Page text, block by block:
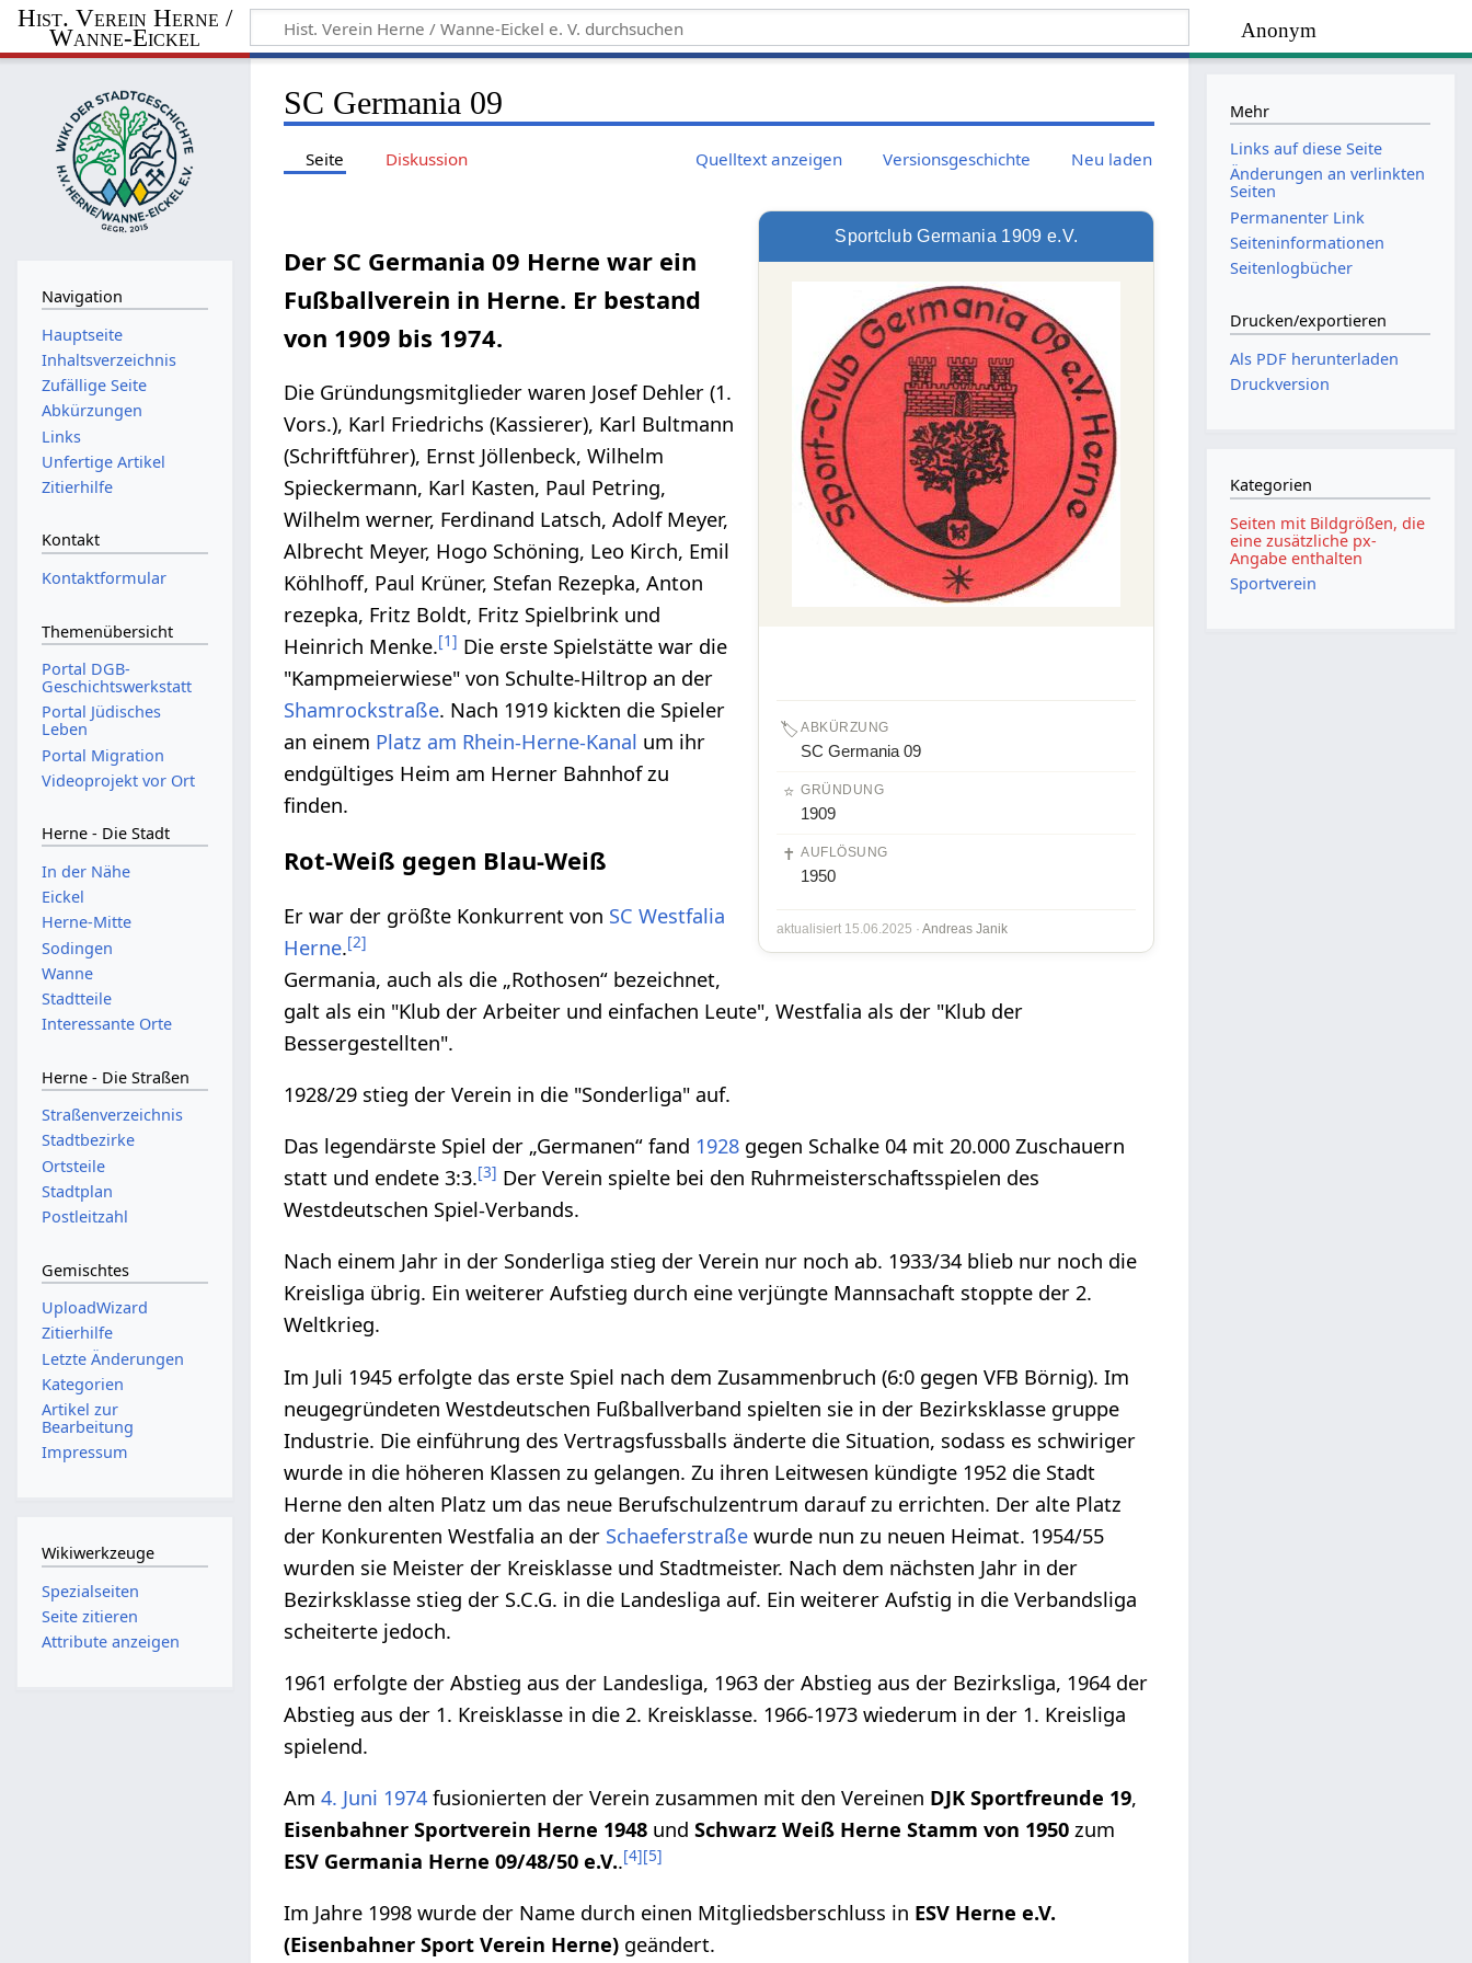
Anonym
Hist. Verein Herne /
Wanne-Eickel
SC Germania 09
Seite Diskussion Quelltext anzeigen Versionsgeschichte Neu laden
Sportclub Germania 1909 e.V.
🏷️ ABKÜRZUNG
SC Germania 09
⭐ GRÜNDUNG
1909
✝️ AUFLÖSUNG
1950
aktualisiert 15.06.2025 ·Andreas Janik
Der SC Germania 09 Herne war ein
Fußballverein in Herne. Er bestand
von 1909 bis 1974.
Die Gründungsmitglieder waren Josef Dehler (1.
Vors.), Karl Friedrichs (Kassierer), Karl Bultmann
(Schriftführer), Ernst Jöllenbeck, Wilhelm
Spieckermann, Karl Kasten, Paul Petring,
Wilhelm werner, Ferdinand Latsch, Adolf Meyer,
Albrecht Meyer, Hogo Schöning, Leo Kirch, Emil
Köhlhoff, Paul Krüner, Stefan Rezepka, Anton
rezepka, Fritz Boldt, Fritz Spielbrink und
Heinrich Menke.[1] Die erste Spielstätte war die
"Kampmeierwiese" von Schulte-Hiltrop an der
Shamrockstraße. Nach 1919 kickten die Spieler
an einem Platz am Rhein-Herne-Kanal um ihr
endgültiges Heim am Herner Bahnhof zu
finden.
Rot-Weiß gegen Blau-Weiß
Er war der größte Konkurrent von SC Westfalia
Herne.[2]
Germania, auch als die „Rothosen“ bezeichnet,
galt als ein "Klub der Arbeiter und einfachen Leute", Westfalia als der "Klub der
Bessergestellten".
1928/29 stieg der Verein in die "Sonderliga" auf.
Das legendärste Spiel der „Germanen“ fand 1928 gegen Schalke 04 mit 20.000 Zuschauern
statt und endete 3:3.[3] Der Verein spielte bei den Ruhrmeisterschaftsspielen des
Westdeutschen Spiel-Verbands.
Nach einem Jahr in der Sonderliga stieg der Verein nur noch ab. 1933/34 blieb nur noch die
Kreisliga übrig. Ein weiterer Aufstieg durch eine verjüngte Mannsachaft stoppte der 2.
Weltkrieg.
Im Juli 1945 erfolgte das erste Spiel nach dem Zusammenbruch (6:0 gegen VFB Börnig). Im
neugegründeten Westdeutschen Fußballverband spielten sie in der Bezirksklasse gruppe
Industrie. Die einführung des Vertragsfussballs änderte die Situation, sodass es schwiriger
wurde in die höheren Klassen zu gelangen. Zu ihren Leitwesen kündigte 1952 die Stadt
Herne den alten Platz um das neue Berufschulzentrum darauf zu errichten. Der alte Platz
der Konkurenten Westfalia an der Schaeferstraße wurde nun zu neuen Heimat. 1954/55
wurden sie Meister der Kreisklasse und Stadtmeister. Nach dem nächsten Jahr in der
Bezirksklasse stieg der S.C.G. in die Landesliga auf. Ein weiterer Aufstig in die Verbandsliga
scheiterte jedoch.
1961 erfolgte der Abstieg aus der Landesliga, 1963 der Abstieg aus der Bezirksliga, 1964 der
Abstieg aus der 1. Kreisklasse in die 2. Kreisklasse. 1966-1973 wiederum in der 1. Kreisliga
spielend.
Am4. Juni 1974 fusionierten der Verein zusammen mit den Vereinen DJK Sportfreunde 19,
Eisenbahner Sportverein Herne 1948 undSchwarz Weiß Herne Stamm von 1950 zum
ESV Germania Herne 09/48/50 e.V..[4][5]
Im Jahre 1998 wurde der Name durch einen Mitgliedsberschluss in ESV Herne e.V.
(Eisenbahner Sport Verein Herne) geändert.
Navigation
Hauptseite
Inhaltsverzeichnis
Zufällige Seite
Abkürzungen
Links
Unfertige Artikel
Zitierhilfe
Kontakt
Kontaktformular
Themenübersicht
Portal DGB-
Geschichtswerkstatt
Portal Jüdisches
Leben
Portal Migration
Videoprojekt vor Ort
Herne - Die Stadt
In der Nähe
Eickel
Herne-Mitte
Sodingen
Wanne
Stadtteile
Interessante Orte
Herne - Die Straßen
Straßenverzeichnis
Stadtbezirke
Ortsteile
Stadtplan
Postleitzahl
Gemischtes
UploadWizard
Zitierhilfe
Letzte Änderungen
Kategorien
Artikel zur
Bearbeitung
Impressum
Wikiwerkzeuge
Spezialseiten
Seite zitieren
Attribute anzeigen
Mehr
Links auf diese Seite
Änderungen an verlinkten
Seiten
Permanenter Link
Seiten­­informationen
Seitenlogbücher
Drucken/­exportieren
Als PDF herunterladen
Druckversion
Kategorien
Seiten mit Bildgrößen, die
eine zusätzliche px-
Angabe enthalten
Sportverein